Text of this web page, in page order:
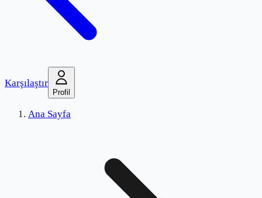
Karşılaştır
Profil
Ana Sayfa